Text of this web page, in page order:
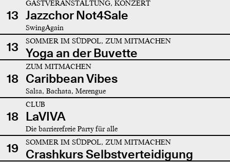
13
GASTVERANSTALTUNG, KONZERT
Jazzchor Not4Sale
SwingAgain
13 SOMMER IM SÜDPOL, ZUM MITMACHEN
Yoga an der Buvette
18
ZUM MITMACHEN
Caribbean Vibes
Salsa, Bachata, Merengue
18
CLUB
LaVIVA
Die barrierefreie Party für alle
19 SOMMER IM SÜDPOL, ZUM MITMACHEN
Crashkurs Selbstverteidigung